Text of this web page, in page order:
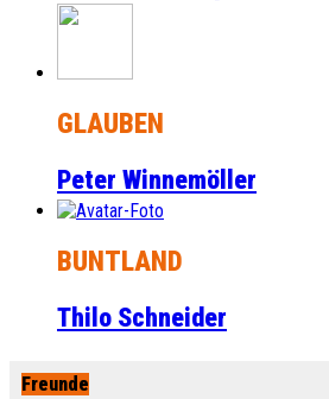
GLAUBEN
Peter Winnemöller
BUNTLAND
Thilo Schneider
Freunde